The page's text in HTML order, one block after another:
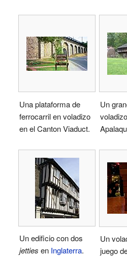
Una plataforma de
ferrocarril en voladizo
en el Canton Viaduct.
Un
Un edificio con dos
jetties en Inglaterra.
Un
juego